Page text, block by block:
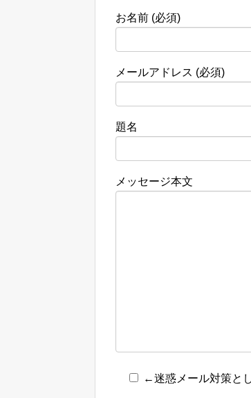
お名前 (必須)
メールアドレス (必須)
題名
メッセージ本文
←迷惑メール対策と